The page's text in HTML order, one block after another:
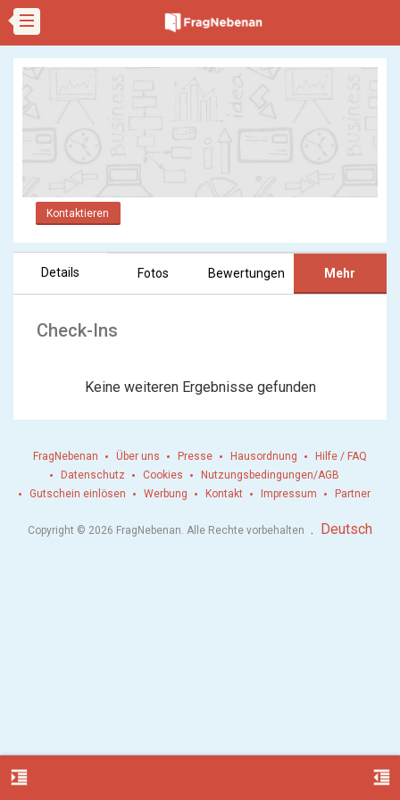
Kontaktieren
Details Fotos Bewertungen Mehr
Check-Ins
Keine weiteren Ergebnisse gefunden
format_indent_increase format_indent_decrease
FragNebenan Über uns Presse Hausordnung
Hilfe / FAQ
Datenschutz
Cookies
Nutzungsbedingungen/AGB
Gutschein einlösen
Werbung Kontakt Impressum Partner
Copyright © 2026 FragNebenan. Alle Rechte vorbehalten . Deutsch